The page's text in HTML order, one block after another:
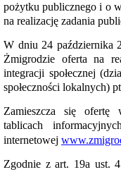
Raporty
o
gminy
Deklaracja
dostępności
Raport
stanie
zapewnienia
dostepności
podmiotu
pożytku publicznego i o
na realizację zadania
W dniu 24 października
Żmigrodzie oferta na
integracji społecznej
społeczności lokalnych)
Zamieszcza się
tablicach
internetowej
Zgodnie z art. 19a ust.